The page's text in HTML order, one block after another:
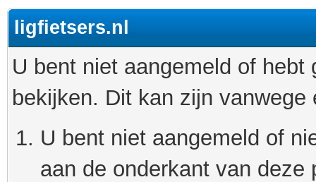
ligfietsers.nl
U bent niet aangemeld of
bekijken. Dit kan zijn
U bent niet aangemeld of
aan de onderkant van